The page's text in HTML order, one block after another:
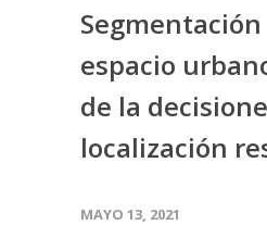
espacio
de la
localización
MAYO 13, 2021